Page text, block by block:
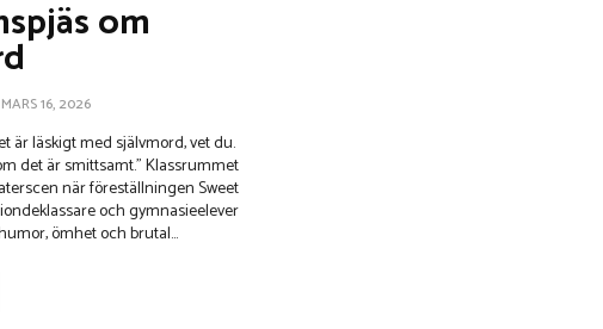
om
MARS 16, 2026
är läskigt med självmord, vet du.
smittsamt.” Klassrummet
när föreställningen Sweet
och gymnasieelever
ömhet och brutal...